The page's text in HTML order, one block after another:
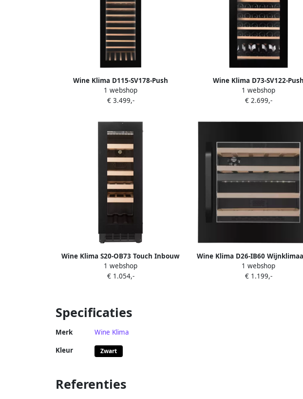
Wine Klima D115-SV178-Push
Wijnklimaatkast Inbouw 2 Zones 115
flessen
1 webshop
€ 3.499,-
Wine Klima D73-SV122-Push
Wijnklimaatkast Inbouw 2
flessen
1 webshop
€ 2.699,-
Wine Klima S20-OB73 Touch Inbouw
wijnklimaatkast Zwart 20 flessen
1 webshop
€ 1.054,-
Wine Klima D26-IB60
Inbouw 2 zones 26 flessen
1 webshop
€ 1.199,-
Specificaties
Merk Wine Klima
Kleur Zwart
Referenties